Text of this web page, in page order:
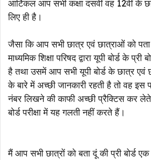
आर्टिकल आप सभी कक्षा दसवीं वह 12वीं के
लिए ही है।
जैसा कि आप सभी छात्र एवं छात्राओं को पता
माध्यमिक शिक्षा परिषद द्वारा यूपी बोर्ड के प्री
है तथा उसमें आप सभी यूपी बोर्ड के छात्र एवं
के बारे में अच्छी जानकारी रहती है तो वह इस
नंबर लिखने की काफी अच्छी प्रैक्टिस कर
बोर्ड परीक्षा में यह गलती नहीं करते हैं।
मैं आप सभी छात्रों को बता दूं की प्री बोर्ड एक